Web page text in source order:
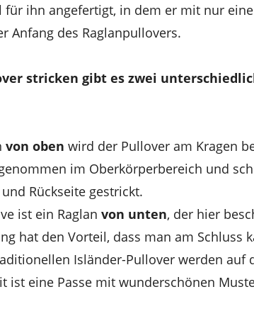
für ihn angefertigt, in dem er mit nur
Anfang des Raglanpullovers.
stricken gibt es zwei
von oben wird der Pullover am Kragen
im Oberkörperbereich und
Rückseite gestrickt.
ist ein Raglan von unten, der hier
hat den Vorteil, dass man am Schluss
Isländer-Pullover werden auf
ist eine Passe mit wunderschönen